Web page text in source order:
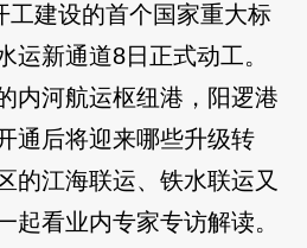
工建设的首个国家重大标
新通道8日正式动工。
内河航运枢纽港，阳逻港
通后将迎来哪些升级转
的江海联运、铁水联运又
起看业内专家专访解读。